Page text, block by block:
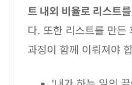
트 내외 비율로 리스트
다. 또한 리스트를 만든
과정이 함께 이뤄져야